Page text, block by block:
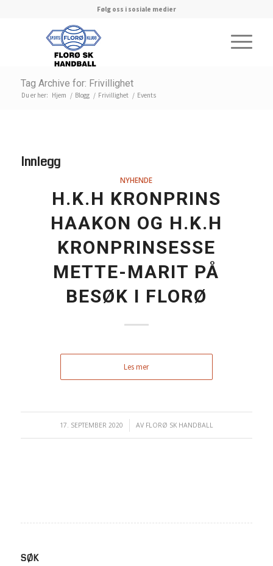
Følg oss i sosiale medier
Tag Archive for: Frivillighet
Du er her: Hjem / Blogg / Frivillighet / Events
Innlegg
NYHENDE
H.K.H KRONPRINS
HAAKON OG H.K.H
KRONPRINSESSE
METTE-MARIT PÅ
BESØK I FLORØ
Les mer
17. SEPTEMBER 2020
/ AV FLORØ SK HANDBALL
SØK